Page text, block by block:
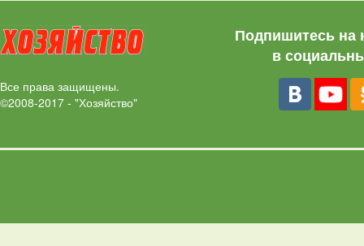
Все права защищены.
©2008-2017 - "Хозяйство"
Подпишитесь на
в